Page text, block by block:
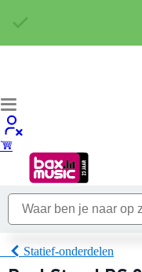
Statief-onderdelen